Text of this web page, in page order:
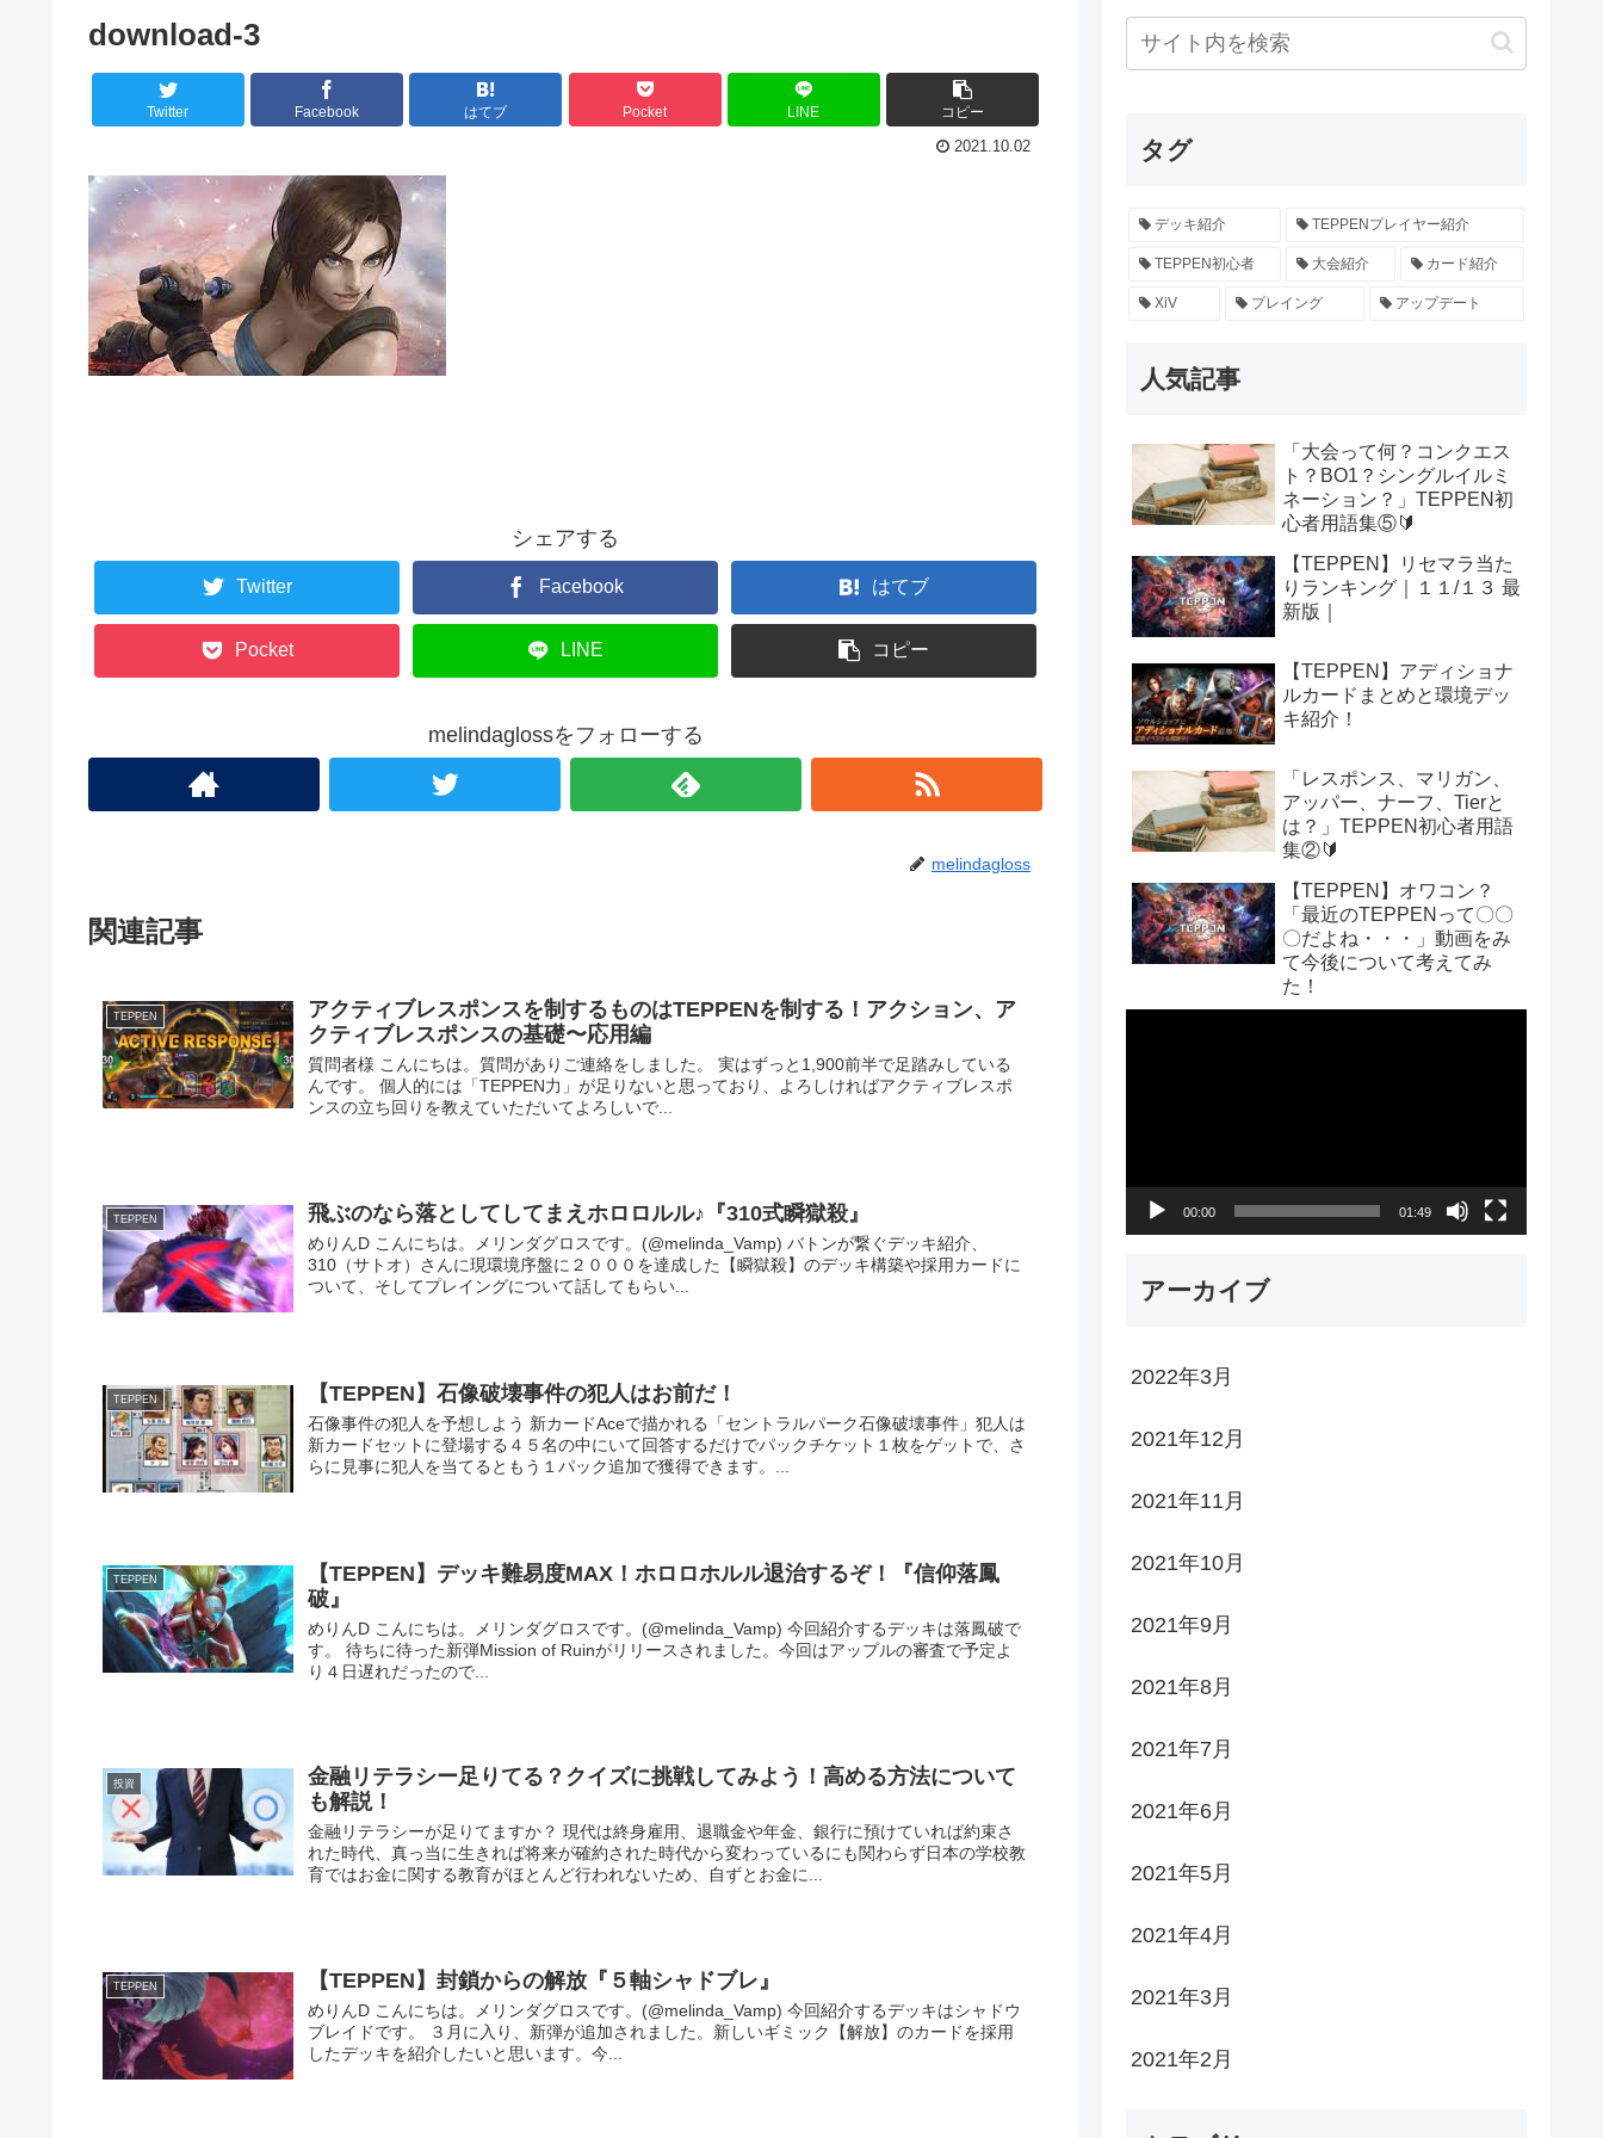
download-3
Twitter Facebook はてブ Pocket LINE コピー
2021.10.02
シェアする
Twitter Facebook はてブ
Pocket LINE コピー
melindaglossをフォローする
melindagloss
関連記事
TEPPEN
アクティブレスポンスを制するものはTEPPENを制する！アクション、ア
クティブレスポンスの基礎〜応用編
質問者様 こんにちは。質問がありご連絡をしました。 実はずっと1,900前半で足踏みしている
んです。 個人的には「TEPPEN力」が足りないと思っており、よろしければアクティブレスポ
ンスの立ち回りを教えていただいてよろしいで...
TEPPEN 飛ぶのなら落としてしてまえホロロルル♪『310式瞬獄殺』
めりんD こんにちは。メリンダグロスです。(@melinda_Vamp) バトンが繋ぐデッキ紹介、
310（サトオ）さんに現環境序盤に２０００を達成した【瞬獄殺】のデッキ構築や採用カードに
ついて、そしてプレイングについて話してもらい...
TEPPEN 【TEPPEN】石像破壊事件の犯人はお前だ！
石像事件の犯人を予想しよう 新カードAceで描かれる「セントラルパーク石像破壊事件」犯人は
新カードセットに登場する４５名の中にいて回答するだけでパックチケット１枚をゲットで、さ
らに見事に犯人を当てるともう１パック追加で獲得できます。...
TEPPEN
【TEPPEN】デッキ難易度MAX！ホロロホルル退治するぞ！『信仰落鳳
破』
めりんD こんにちは。メリンダグロスです。(@melinda_Vamp) 今回紹介するデッキは落鳳破で
す。 待ちに待った新弾Mission of Ruinがリリースされました。今回はアップルの審査で予定よ
り４日遅れだったので...
投資
金融リテラシー足りてる？クイズに挑戦してみよう！高める方法について
も解説！
金融リテラシーが足りてますか？ 現代は終身雇用、退職金や年金、銀行に預けていれば約束さ
れた時代、真っ当に生きれば将来が確約された時代から変わっているにも関わらず日本の学校教
育ではお金に関する教育がほとんど行われないため、自ずとお金に...
TEPPEN 【TEPPEN】封鎖からの解放『５軸シャドブレ』
めりんD こんにちは。メリンダグロスです。(@melinda_Vamp) 今回紹介するデッキはシャドウ
ブレイドです。 ３月に入り、新弾が追加されました。新しいギミック【解放】のカードを採用
したデッキを紹介したいと思います。今...
タグ
デッキ紹介 TEPPENプレイヤー紹介
TEPPEN初心者 大会紹介 カード紹介
XiV プレイング アップデート
人気記事
「大会って何？コンクエス
ト？BO1？シングルイルミ
ネーション？」TEPPEN初
心者用語集⑤🔰
【TEPPEN】リセマラ当た
りランキング｜１１/１３ 最
新版｜
【TEPPEN】アディショナ
ルカードまとめと環境デッ
キ紹介！
「レスポンス、マリガン、
アッパー、ナーフ、Tierと
は？」TEPPEN初心者用語
集②🔰
【TEPPEN】オワコン？
「最近のTEPPENって〇〇
〇だよね・・・」動画をみ
て今後について考えてみ
た！
00:00 01:49
アーカイブ
2022年3月
2021年12月
2021年11月
2021年10月
2021年9月
2021年8月
2021年7月
2021年6月
2021年5月
2021年4月
2021年3月
2021年2月